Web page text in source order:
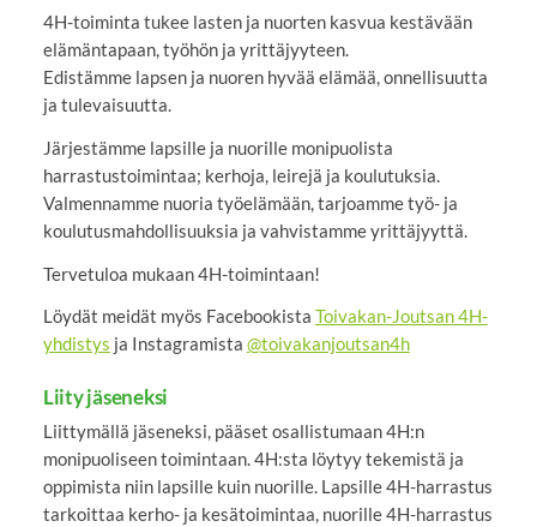
4H-toiminta tukee lasten ja nuorten kasvua kestävään
elämäntapaan, työhön ja yrittäjyyteen.
Edistämme lapsen ja nuoren hyvää elämää, onnellisuutta
ja tulevaisuutta.
Järjestämme lapsille ja nuorille monipuolista
harrastustoimintaa; kerhoja, leirejä ja koulutuksia.
Valmennamme nuoria työelämään, tarjoamme työ- ja
koulutusmahdollisuuksia ja vahvistamme yrittäjyyttä.
Tervetuloa mukaan 4H-toimintaan!
Löydät meidät myös Facebookista Toivakan-Joutsan 4H-
yhdistys ja Instagramista @toivakanjoutsan4h
Liity jäseneksi
Liittymällä jäseneksi, pääset osallistumaan 4H:n
monipuoliseen toimintaan. 4H:sta löytyy tekemistä ja
oppimista niin lapsille kuin nuorille. Lapsille 4H-harrastus
tarkoittaa kerho- ja kesätoimintaa, nuorille 4H-harrastus